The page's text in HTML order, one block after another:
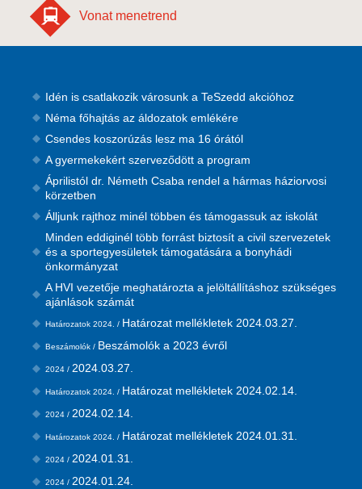
Vonat menetrend
Idén is csatlakozik városunk a TeSzedd akcióhoz
Néma főhajtás az áldozatok emlékére
Csendes koszorúzás lesz ma 16 órától
A gyermekekért szerveződött a program
Áprilistól dr. Németh Csaba rendel a hármas háziorvosi
körzetben
Álljunk rajthoz minél többen és támogassuk az iskolát
Minden eddiginél több forrást biztosít a civil szervezetek
és a sportegyesületek támogatására a bonyhádi
önkormányzat
A HVI vezetője meghatározta a jelöltállításhoz szükséges
ajánlások számát
Határozatok 2024. / Határozat mellékletek 2024.03.27.
Beszámolók / Beszámolók a 2023 évről
2024 / 2024.03.27.
Határozatok 2024. / Határozat mellékletek 2024.02.14.
2024 / 2024.02.14.
Határozatok 2024. / Határozat mellékletek 2024.01.31.
2024 / 2024.01.31.
2024 / 2024.01.24.